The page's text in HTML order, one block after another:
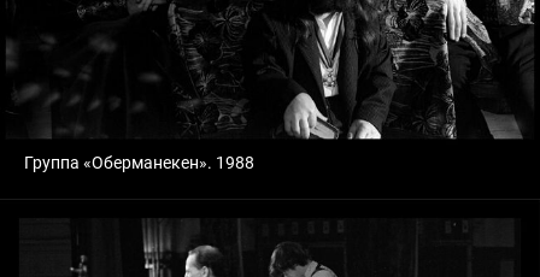
Группа «Оберманекен». 1988